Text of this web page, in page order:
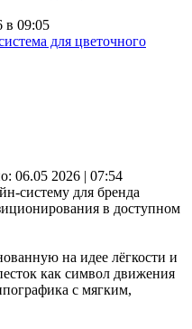
в 09:05
06.05 2026 | 07:54
систему для бренда
в доступном
на идее лёгкости и
как символ движения
с мягким,